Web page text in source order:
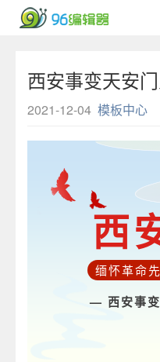
西安事变天安
主题模板
2021-12-04 模板中心
西
缅怀革命
— 西安事